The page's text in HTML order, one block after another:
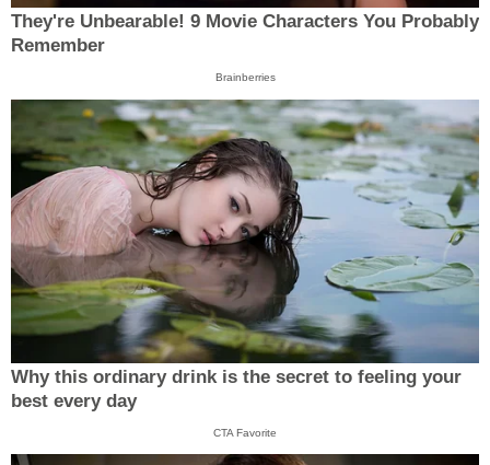
They're Unbearable! 9 Movie Characters You Probably
Remember
Brainberries
Why this ordinary drink is the secret to feeling your
best every day
CTA Favorite